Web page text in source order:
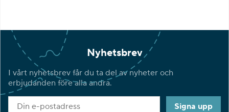
Nyhetsbrev
I vårt nyhetsbrev får du ta del av nyheter och
erbjudanden före alla andra.
Signa upp